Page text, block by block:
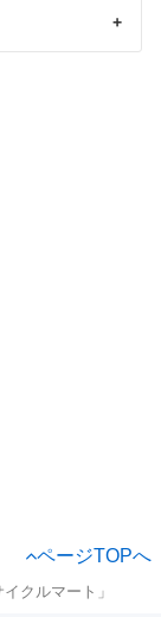
ページTOPへ
クルマート」